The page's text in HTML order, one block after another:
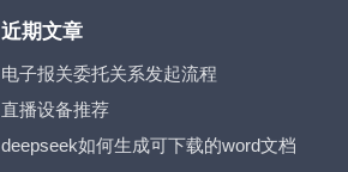
近期文章
电子报关委托关系发起流程
直播设备推荐
deepseek如何生成可下载的word文档